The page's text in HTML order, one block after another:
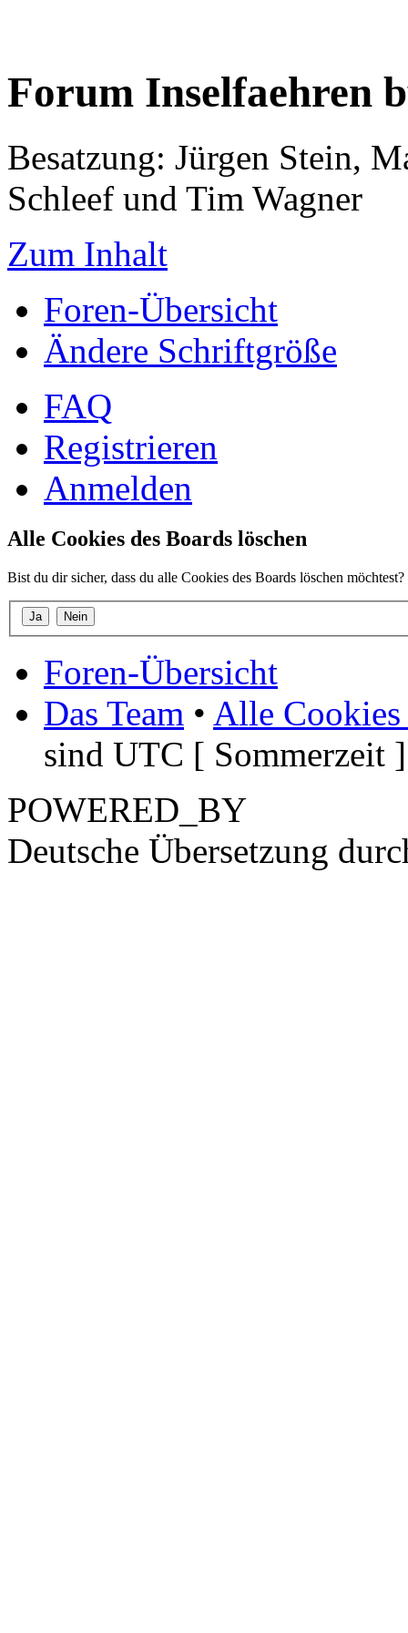
Forum Inselfaehren
Besatzung: Jürgen Stein,
Schleef und Tim Wagner
Zum Inhalt
Foren-Übersicht
Ändere Schriftgröße
FAQ
Registrieren
Anmelden
Alle Cookies des Boards löschen
Bist du dir sicher, dass du alle Cookies des Boards löschen möchtest?
Foren-Übersicht
Das Team • Alle Cookies
sind UTC [ Sommerzeit ]
POWERED_BY
Deutsche Übersetzung